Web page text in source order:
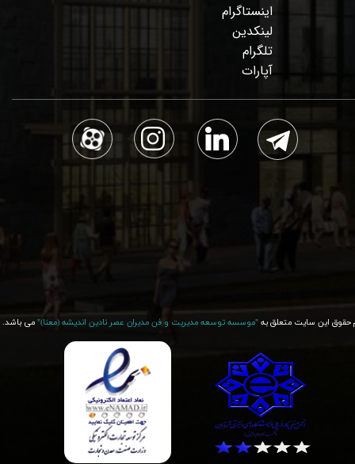
اینستاگرام
لینکدین
تلگرام
آپارات
حقوق این سایت متعلق به "موسسه توسعه مدیریت و فن مدیران عصر نادین اندیشه (معنا)"​​​​​​​ می باشد.